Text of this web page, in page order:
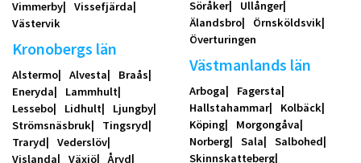
Vimmerby
Vissefjärda
Västervik
Kronobergs län
Alstermo Alvesta
Braås
Eneryda
Lammhult
Lessebo
Lidhult
Ljungby
Strömsnäsbruk
Tingsryd
Traryd
Vederslöv
Vislanda
Växjö
Åryd
Söråker
Ullånger
Älandsbro
Örnsköldsvik
Överturingen
Västmanlands län
Arboga
Fagersta
Hallstahammar
Kolbäck
Köping
Morgongåva
Norberg
Sala
Salbohed
Skinnskatteberg